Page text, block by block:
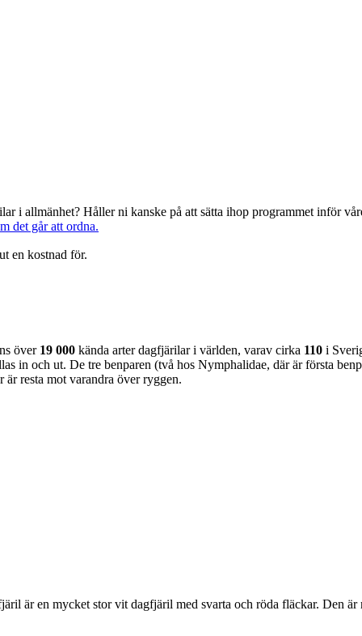
i allmänhet? Håller ni kanske på att sätta ihop programmet inför
det går att ordna.
en kostnad för.
över 19 000 kända arter dagfjärilar i världen, varav cirka 110 i
in och ut. De tre benparen (två hos Nymphalidae, där är första
resta mot varandra över ryggen.
är en mycket stor vit dagfjäril med svarta och röda fläckar. Den